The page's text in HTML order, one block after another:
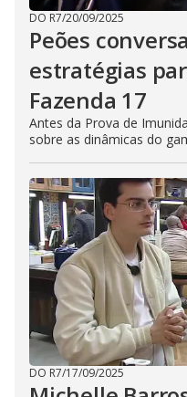
DO R7/20/09/2025
Peões
estratégias
Fazenda 17
Antes da Prova de
sobre as dinâmicas do
DO R7/17/09/2025